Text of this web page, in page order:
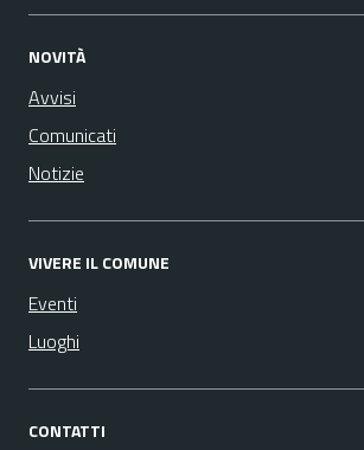
NOVITÀ
Avvisi
Comunicati
Notizie
VIVERE IL COMUNE
Eventi
Luoghi
CONTATTI